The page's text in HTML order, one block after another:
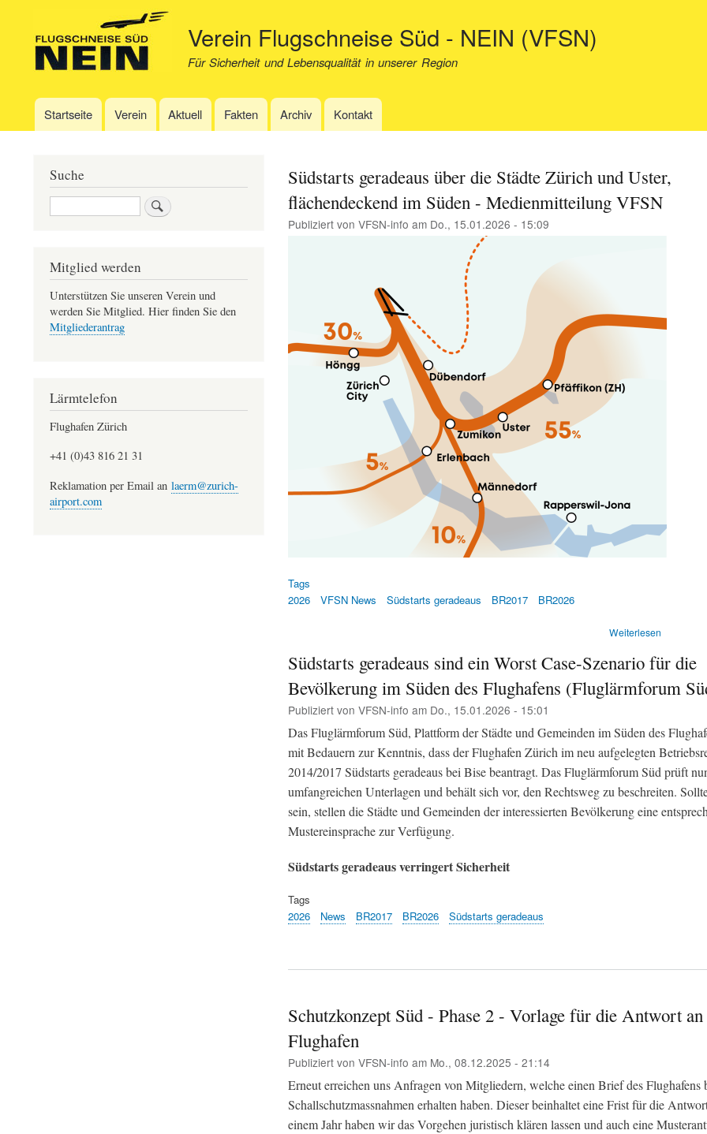
zum
Inhalt
Verein Flugschneise Süd - NEIN (VFSN)
Für Sicherheit und Lebensqualität in unserer Region
Hauptnavigation
Startseite Verein Aktuell Fakten Archiv Kontakt
Südstarts geradeaus über die Städte Zürich und Uster,
flächendeckend im Süden - Medienmitteilung VFSN
Publiziert von VFSN-info am Do., 15.01.2026 - 15:09
Tags
2026
VFSN News Südstarts geradeaus BR2017 BR2026
Weiterlesen
geradeaus
die
und
Uster,
im
Süden
-
Südstarts geradeaus sind ein Worst Case-Szenario für die
Bevölkerung im Süden des Flughafens (Fluglärmforum
Publiziert von VFSN-info am Do., 15.01.2026 - 15:01
Das Fluglärmforum Süd, Plattform der Städte und Gemeinden im Süden des
mit Bedauern zur Kenntnis, dass der Flughafen Zürich im neu aufgelegten
2014/2017 Südstarts geradeaus bei Bise beantragt. Das Fluglärmforum Süd prüft
umfangreichen Unterlagen und behält sich vor, den Rechtsweg zu beschreiten.
sein, stellen die Städte und Gemeinden der interessierten Bevölkerung eine
Mustereinsprache zur Verfügung.
Südstarts geradeaus verringert Sicherheit
Tags
2026
News BR2017 BR2026 Südstarts geradeaus
Schutzkonzept Süd - Phase 2 - Vorlage für die Antwort an
Flughafen
Publiziert von VFSN-info am Mo., 08.12.2025 - 21:14
Erneut erreichen uns Anfragen von Mitgliedern, welche einen Brief des Flughafens
Schallschutzmassnahmen erhalten haben. Dieser beinhaltet eine Frist für die
einem Jahr haben wir das Vorgehen juristisch klären lassen und auch eine
Suche
Suche
Mitglied werden
Unterstützen Sie unseren Verein und
werden Sie Mitglied. Hier finden Sie den
Mitgliederantrag
Lärmtelefon
Flughafen Zürich
+41 (0)43 816 21 31
Reklamation per Email an laerm@zurich-
airport.com